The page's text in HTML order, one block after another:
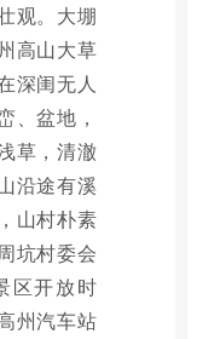
观。大堋
高山大草
深闺无人
、盆地，
草，清澈
沿途有溪
山村朴素
坑村委会
区开放时
州汽车站